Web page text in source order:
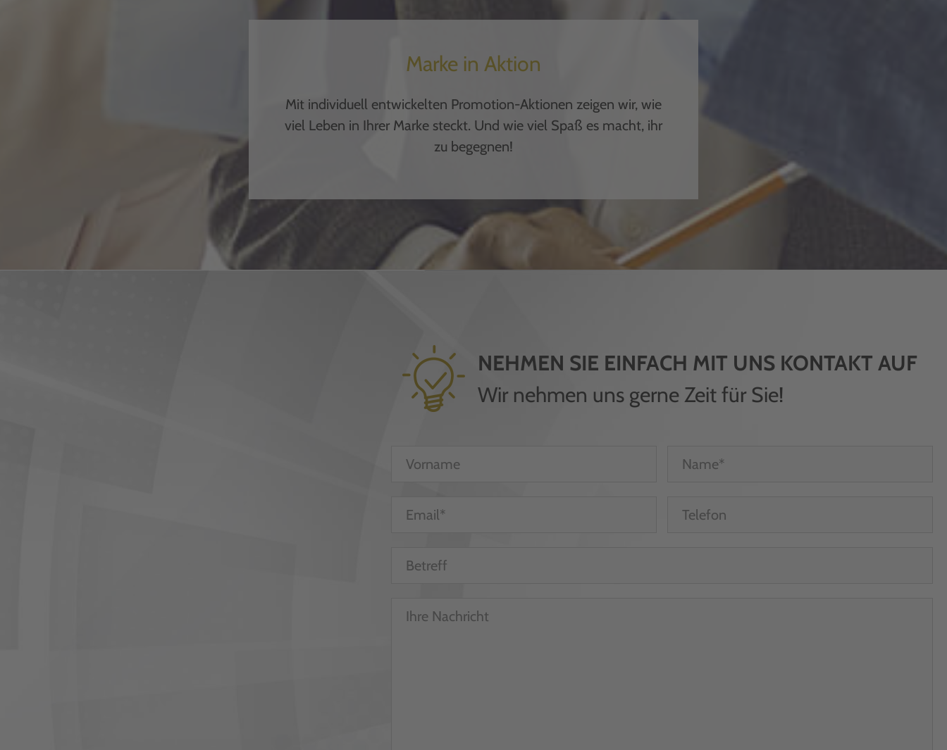
Marke in Aktion
Mit individuell entwickelten Promotion-Aktionen zeigen wir, wie
viel Leben in Ihrer Marke steckt. Und wie viel Spaß es macht, ihr
zu begegnen!
NEHMEN SIE EINFACH MIT UNS KONTAKT AUF
Wir nehmen uns gerne Zeit für Sie!